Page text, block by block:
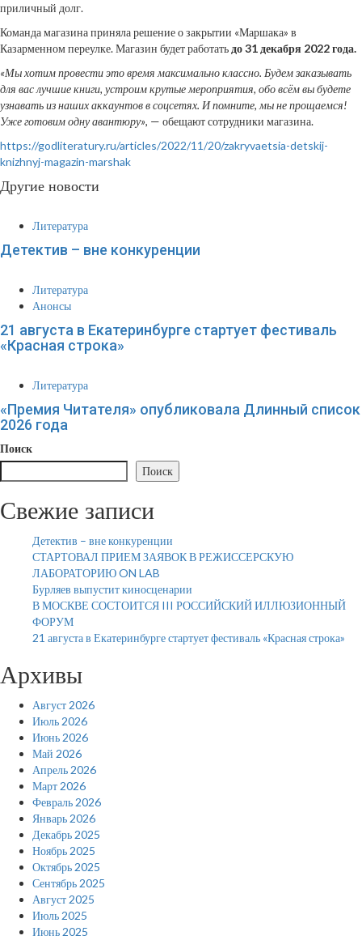
приличный долг.
Команда магазина приняла решение о закрытии «Маршака» в
Казарменном переулке. Магазин будет работатьдо 31 декабря 2022 года.
«Мы хотим провести это время максимально классно. Будем заказывать
для вас лучшие книги, устроим крутые мероприятия, обо всём вы будете
узнавать из наших аккаунтов в соцсетях. И помните, мы не прощаемся!
Уже готовим одну авантюру», — обещают сотрудники магазина.
https://godliteratury.ru/articles/2022/11/20/zakryvaetsia-detskij-
knizhnyj-magazin-marshak
Другие новости
Литература
Детектив – вне конкуренции
Литература
Анонсы
21 августа в Екатеринбурге стартует фестиваль
«Красная строка»
Литература
«Премия Читателя» опубликовала Длинный список
2026 года
Поиск
Поиск
Свежие записи
Детектив – вне конкуренции
СТАРТОВАЛ ПРИЕМ ЗАЯВОК В РЕЖИССЕРСКУЮ
ЛАБОРАТОРИЮ ON LAB
Бурляев выпустит киносценарии
В МОСКВЕ СОСТОИТСЯ III РОССИЙСКИЙ ИЛЛЮЗИОННЫЙ
ФОРУМ
21 августа в Екатеринбурге стартует фестиваль «Красная строка»
Архивы
Август 2026
Июль 2026
Июнь 2026
Май 2026
Апрель 2026
Март 2026
Февраль 2026
Январь 2026
Декабрь 2025
Ноябрь 2025
Октябрь 2025
Сентябрь 2025
Август 2025
Июль 2025
Июнь 2025